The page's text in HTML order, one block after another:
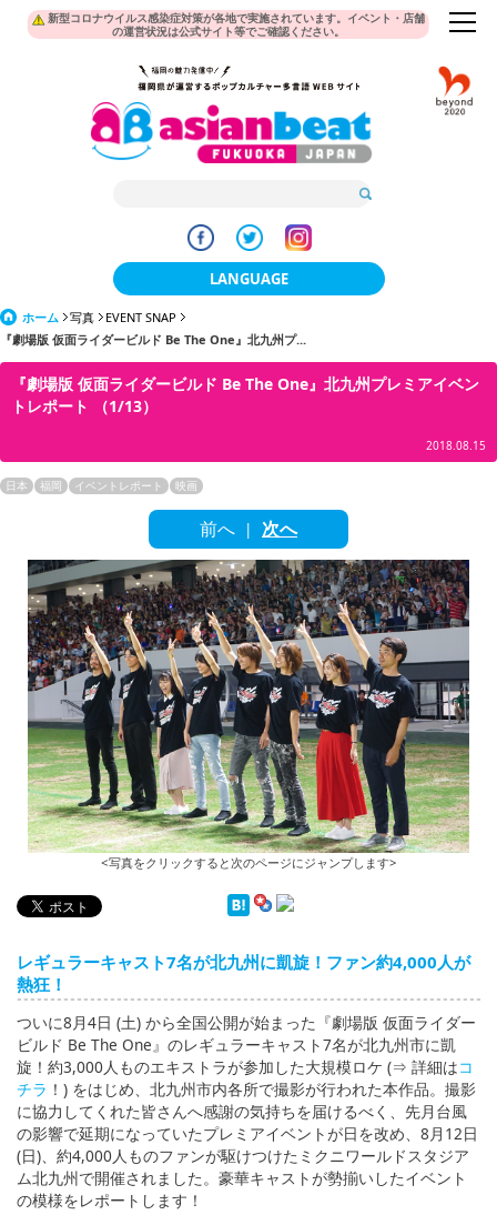
新型コロナウイルス感染症対策が各地で実施されています。イベント・店舗
の運営状況は公式サイト等でご確認ください。
LANGUAGE
한국어
ภาษาไทย
tiéng Viêt
Bahasa Indonesia
ホーム 写真
EVENT SNAP
『劇場版 仮面ライダービルド Be The One』北九州プ...
『劇場版 仮面ライダービルド Be The One』北九州プレミアイベン
トレポート （1/13）
2018.08.15
日本 福岡 イベントレポート 映画
前へ | 次へ
<写真をクリックすると次のページにジャンプします>
レギュラーキャスト7名が北九州に凱旋！ファン約4,000人が
熱狂！
ついに8月4日 (土) から全国公開が始まった『劇場版 仮面ライダー
ビルド Be The One』のレギュラーキャスト7名が北九州市に凱
旋！約3,000人ものエキストラが参加した大規模ロケ (⇒ 詳細はコ
チラ ！) をはじめ、北九州市内各所で撮影が行われた本作品。撮影
に協力してくれた皆さんへ感謝の気持ちを届けるべく、先月台風
の影響で延期になっていたプレミアイベントが日を改め、8月12日
(日)、約4,000人ものファンが駆けつけたミクニワールドスタジア
ム北九州で開催されました。豪華キャストが勢揃いしたイベント
の模様をレポートします！